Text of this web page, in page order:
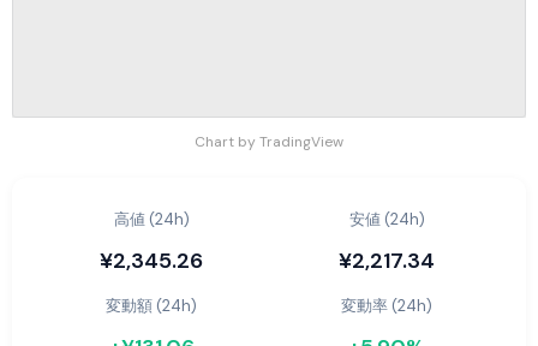
Chart by TradingView
高値 (24h)
¥2,345.26
安値 (24h)
¥2,217.34
変動額 (24h) 変動率 (24h)